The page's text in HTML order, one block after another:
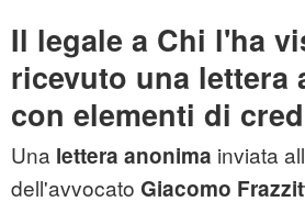
Il legale a Chi l'ha
ricevuto una lettera
con elementi di
Una lettera anonima inviata
dell'avvocato Giacomo